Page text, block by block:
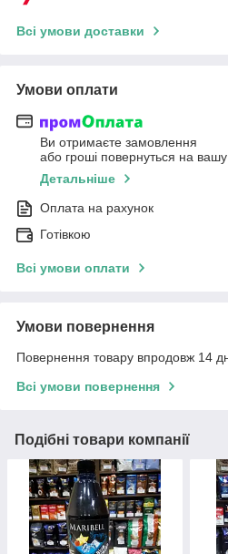
Всі умови доставки
Умови оплати
Ви отримаєте замовлення
або гроші повернуться на вашу
Детальніше
Оплата на рахунок
Готівкою
Всі умови оплати
Умови повернення
Повернення товару впродовж 14
Всі умови повернення
Подібні товари компанії